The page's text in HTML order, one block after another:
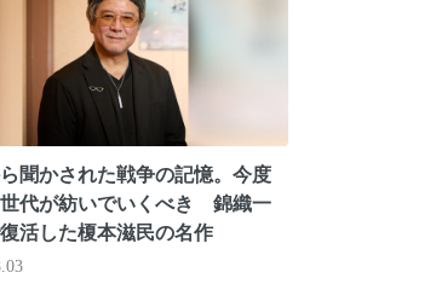
聞かされた戦争の記憶。今度
代が紡いでいくべき 錦織一
活した榎本滋民の名作